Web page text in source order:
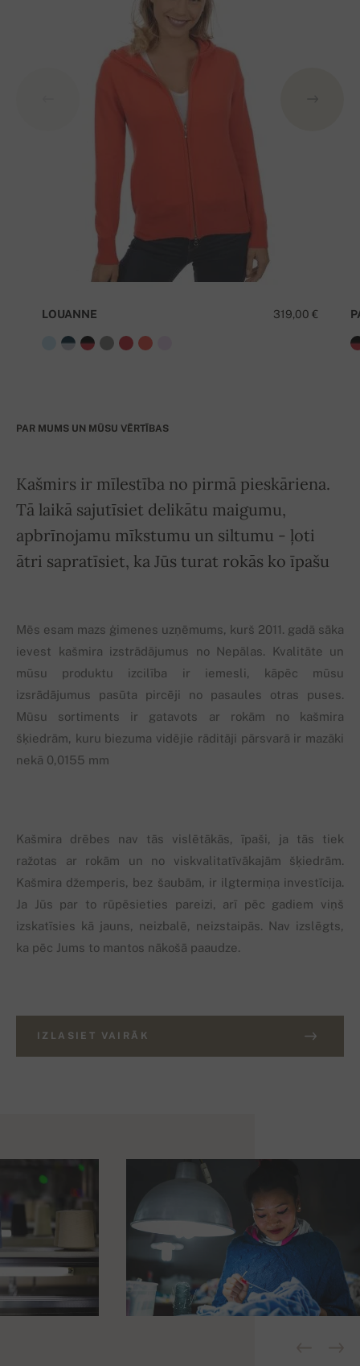
319,00 €
LOUANNE
PAR MUMS UN MŪSU VĒRTĪBAS
Kašmirs ir mīlestība no pirmā pieskāriena.
Tā laikā sajutīsiet delikātu maigumu,
apbrīnojamu mīkstumu un siltumu - ļoti
ātri sapratīsiet, ka Jūs turat rokās ko īpašu
Mēs esam mazs ģimenes uzņēmums, kurš 2011. gadā sāka
ievest kašmira izstrādājumus no Nepālas. Kvalitāte un
mūsu produktu izcilība ir iemesli, kāpēc mūsu
izsrādājumus pasūta pircēji no pasaules otras puses.
Mūsu sortiments ir gatavots ar rokām no kašmira
šķiedrām, kuru biezuma vidējie rāditāji pārsvarā ir mazāki
nekā 0,0155 mm
Kašmira drēbes nav tās vislētākās, īpaši, ja tās tiek
ražotas ar rokām un no viskvalitatīvākajām šķiedrām.
Kašmira džemperis, bez šaubām, ir ilgtermiņa investīcija.
Ja Jūs par to rūpēsieties pareizi, arī pēc gadiem viņš
izskatīsies kā jauns, neizbalē, neizstaipās. Nav izslēgts,
ka pēc Jums to mantos nākošā paaudze.
IZLASIET VAIRĀK